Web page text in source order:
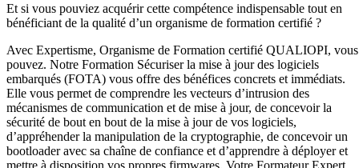
Et si vous pouviez acquérir cette compétence indispensable tout en
bénéficiant de la qualité d’un organisme de formation certifié ?
Avec Expertisme, Organisme de Formation certifié QUALIOPI, vous
pouvez. Notre Formation Sécuriser la mise à jour des logiciels
embarqués (FOTA) vous offre des bénéfices concrets et immédiats.
Elle vous permet de comprendre les vecteurs d’intrusion des
mécanismes de communication et de mise à jour, de concevoir la
sécurité de bout en bout de la mise à jour de vos logiciels,
d’appréhender la manipulation de la cryptographie, de concevoir un
bootloader avec sa chaîne de confiance et d’apprendre à déployer et
mettre à disposition vos propres firmwares. Votre Formateur Expert